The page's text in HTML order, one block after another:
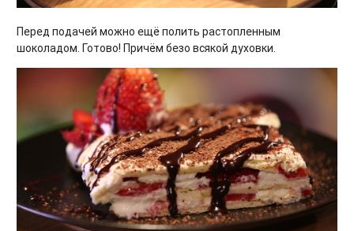
Перед подачей можно ещё полить растопленным
шоколадом. Готово! Причём безо всякой духовки.